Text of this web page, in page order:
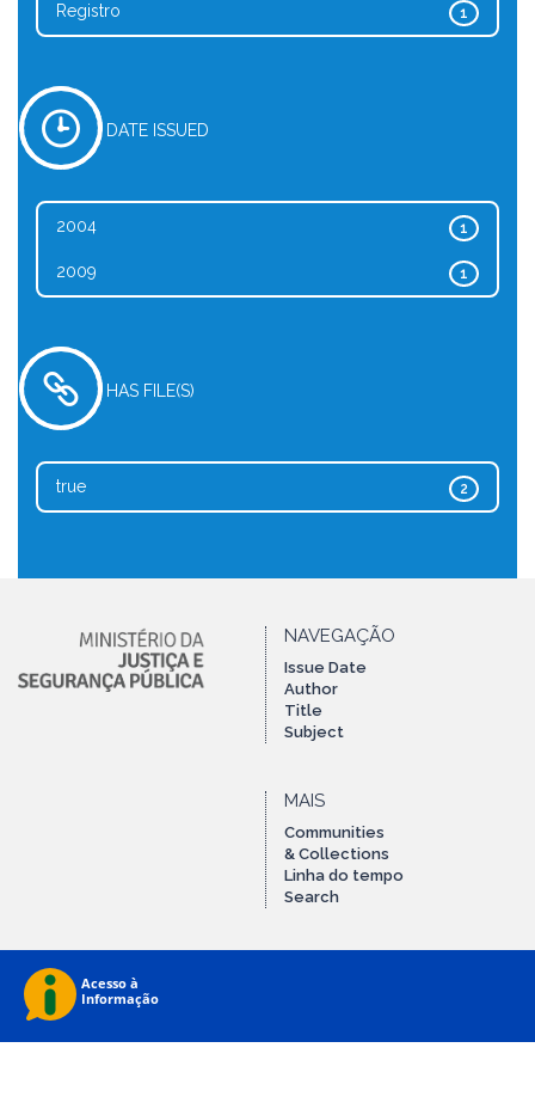
1
Registro
DATE ISSUED
1
2004
1
2009
HAS FILE(S)
2
true
NAVEGAÇÃO
Issue Date
Author
Title
Subject
MAIS
Communities
& Collections
Linha do tempo
Search